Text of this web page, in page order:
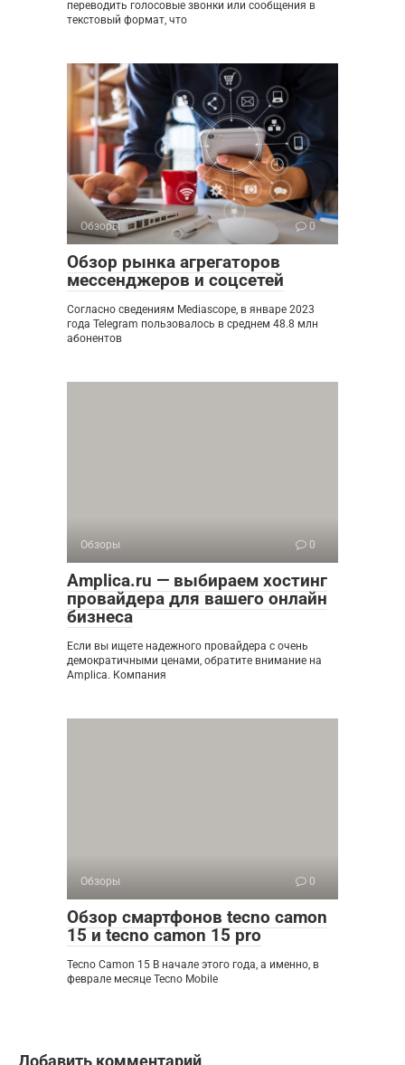
переводить голосовые звонки или сообщения в
текстовый формат, что
Обзоры 0
Обзор рынка агрегаторов
мессенджеров и соцсетей
Согласно сведениям Mediascope, в январе 2023
года Telegram пользовалось в среднем 48.8 млн
абонентов
Обзоры 0
Amplica.ru — выбираем хостинг
провайдера для вашего онлайн
бизнеса
Если вы ищете надежного провайдера с очень
демократичными ценами, обратите внимание на
Amplica. Компания
Обзоры 0
Обзор смартфонов tecno camon
15 и tecno camon 15 pro
Tecno Camon 15 В начале этого года, а именно, в
феврале месяце Tecno Mobile